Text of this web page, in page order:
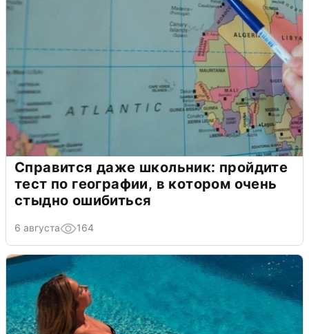
Справится даже школьник: пройдите
тест по географии, в котором очень
стыдно ошибиться
6 августа 164